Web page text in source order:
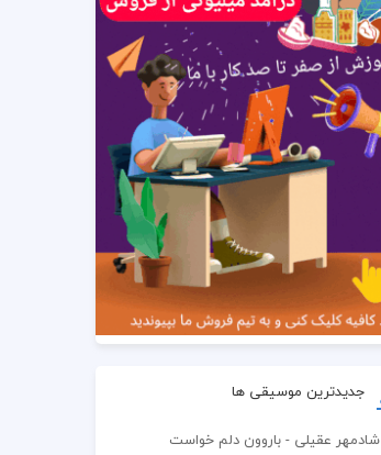
جدیدترین موسیقی ها
شادمهر عقیلی - باروون دلم خواست